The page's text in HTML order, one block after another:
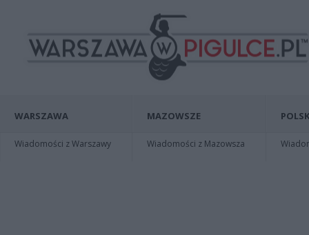
WARSZAWA
Wiadomości z Warszawy
MAZOWSZE
Wiadomości z Mazowsza